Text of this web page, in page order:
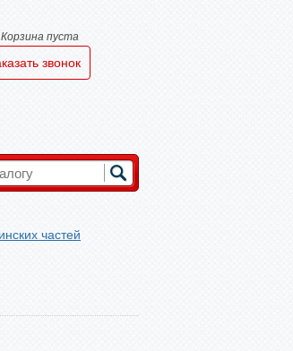
Корзина пуста
звонок
частей